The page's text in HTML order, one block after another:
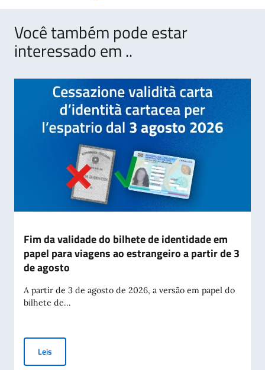
Você também pode estar
interessado em ..
Fim da validade do bilhete de identidade em
papel para viagens ao estrangeiro a partir de 3
de agosto
A partir de 3 de agosto de 2026, a versão em papel do
bilhete de...
Leis